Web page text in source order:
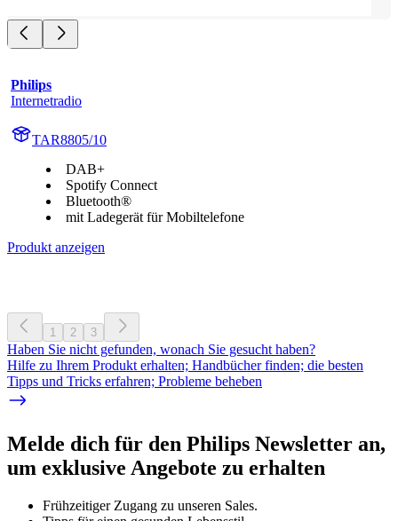
Philips
Internetradio
TAR8805/10
DAB+
Spotify Connect
Bluetooth®
mit Ladegerät für Mobiltelefone
Produkt anzeigen
1 2 3
Haben Sie nicht gefunden, wonach Sie gesucht haben?
Hilfe zu Ihrem Produkt erhalten; Handbücher finden; die besten
Tipps und Tricks erfahren; Probleme beheben
Melde dich für den Philips Newsletter an,
um exklusive Angebote zu erhalten
Frühzeitiger Zugang zu unseren Sales.